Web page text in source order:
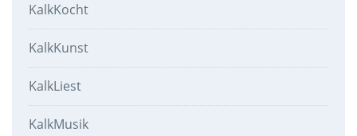
KalkKocht
KalkKunst
KalkLiest
KalkMusik